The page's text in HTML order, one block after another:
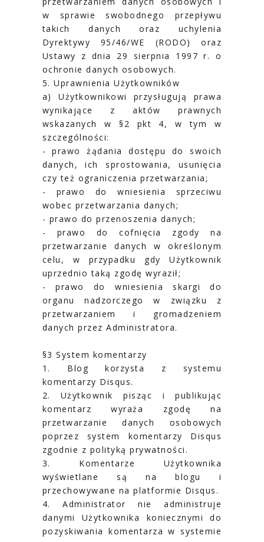
w sprawie swobodnego przepływu
takich danych oraz uchylenia
Dyrektywy 95/46/WE (RODO) oraz
Ustawy z dnia 29 sierpnia 1997 r. o
ochronie danych osobowych.
5. Uprawnienia Użytkowników
a) Użytkownikowi przysługują prawa
wynikające z aktów prawnych
wskazanych w §2 pkt 4, w tym w
szczególności:
- prawo żądania dostępu do swoich
danych, ich sprostowania, usunięcia
czy też ograniczenia przetwarzania;
- prawo do wniesienia sprzeciwu
wobec przetwarzania danych;
- prawo do przenoszenia danych;
- prawo do cofnięcia zgody na
przetwarzanie danych w określonym
celu, w przypadku gdy Użytkownik
uprzednio taką zgodę wyraził;
- prawo do wniesienia skargi do
organu nadzorczego w związku z
przetwarzaniem i gromadzeniem
danych przez Administratora.
§3 System komentarzy
1. Blog korzysta z systemu
komentarzy Disqus.
2. Użytkownik pisząc i publikując
komentarz wyraża zgodę na
przetwarzanie danych osobowych
poprzez system komentarzy Disqus
zgodnie z polityką prywatności.
3. Komentarze Użytkownika
wyświetlane są na blogu i
przechowywane na platformie Disqus.
4. Administrator nie administruje
danymi Użytkownika koniecznymi do
pozyskiwania komentarza w systemie